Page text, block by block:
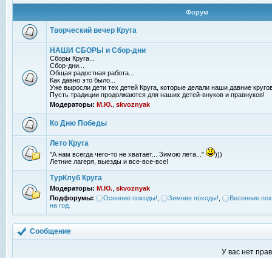
Форум
Творческий вечер Круга
НАШИ СБОРЫ и Сбор-дни
Сборы Круга...
Сбор-дни...
Общая радостная работа...
Как давно это было...
Уже выросли дети тех детей Круга, которые делали наши давние
Пусть традиции продолжаются для наших детей-внуков и правнуков!
Модераторы: М.Ю. skvoznyak
Ко Дню Победы
Лето Круга
"А нам всегда чего-то не хватает... Зимою лета..."
)))
Летние лагеря, выезды и все-все-все!
ТурКлуб Круга
Модераторы: М.Ю. skvoznyak
Подфорумы:
Осенние походы! Зимние походы!
Весенние
на год.
Сообщение
У вас нет